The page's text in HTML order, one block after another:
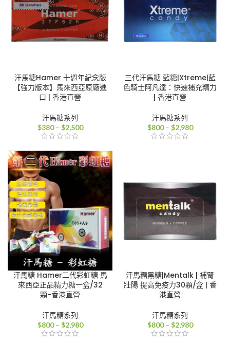
汗馬糖Hamer 十週年紀念版
【強力版本】馬來西亞原廠進
口 | 香港直營
汗馬糖系列
$380 – $2,500價
圍：
$380
到
$2,500
三代汗馬糖 藍糖|Xtreme|藍
色騎士阿凡達：快速補充精力
| 香港直營
汗馬糖系列
$800 – $2,980價
$2,980
汗馬糖 Hamer二代彩虹糖 馬
來西亞正品精力糖一盒/32
顆-香港直營
汗馬糖系列
$800 – $2,980價
汗馬糖黑糖|Mentalk | 補腎
壯陽 提高免疫力30顆/盒 | 香
港直營
汗馬糖系列
$800 – $2,980價